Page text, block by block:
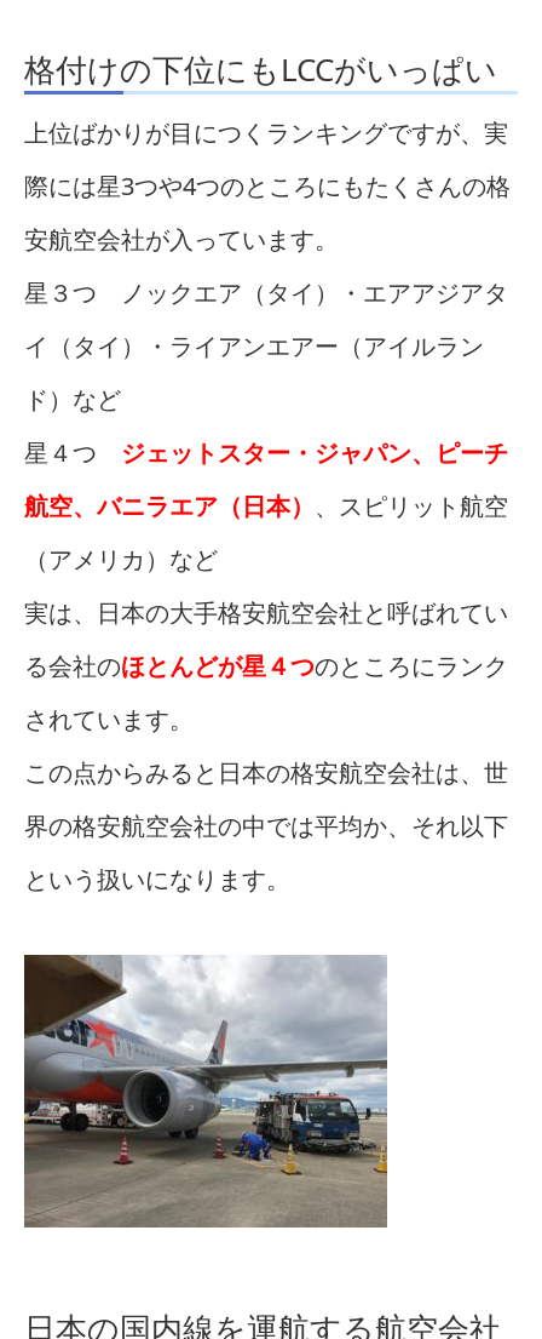
格付けの下位にもLCCがいっぱい
上位ばかりが目につくランキングですが、実
際には星3つや4つのところにもたくさんの格
安航空会社が入っています。
星３つ ノックエア（タイ）・エアアジアタ
イ（タイ）・ライアンエアー（アイルラン
ド）など
星４つ ジェットスター・ジャパン、ピーチ
航空、バニラエア（日本） 、スピリット航空
（アメリカ）など
実は、日本の大手格安航空会社と呼ばれてい
る会社のほとんどが星４つのところにランク
されています。
この点からみると日本の格安航空会社は、世
界の格安航空会社の中では平均か、それ以下
という扱いになります。
日本の国内線を運航する航空会社